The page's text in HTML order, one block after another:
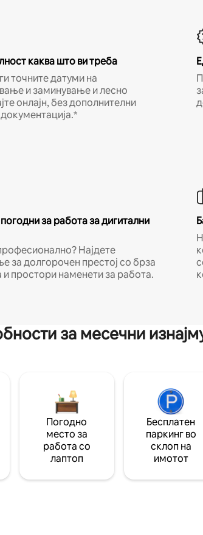
каква што ви треба
точните датуми на
и заминување и лесно
онлајн, без дополнителни
за работа за дигитални
Најдете
за долгорочен престој со брза
простори наменети за работа.
за месечни
Погодно
место за
работа со
лаптоп
Бесплатен
паркинг во
склоп на
имотот